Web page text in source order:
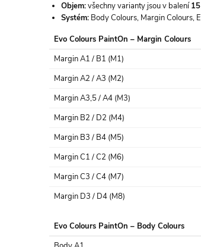
Objem:všechny varianty jsou v balení
Systém: Body Colours, Margin Colours,
Evo Colours PaintOn – Margin Colours
Margin A1 / B1 (M1)
Margin A2 / A3 (M2)
Margin A3,5 / A4 (M3)
Margin B2 / D2 (M4)
Margin B3 / B4 (M5)
Margin C1 / C2 (M6)
Margin C3 / C4 (M7)
Margin D3 / D4 (M8)
Evo Colours PaintOn – Body Colours